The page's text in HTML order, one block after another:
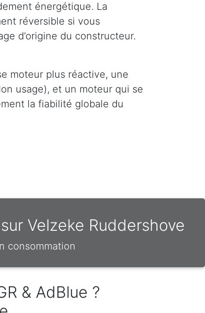
énergétique. La
réversible si vous
d’origine du constructeur.
moteur plus réactive, une
usage), et un moteur qui se
la fiabilité globale du
Velzeke Ruddershove
consommation
& AdBlue ?